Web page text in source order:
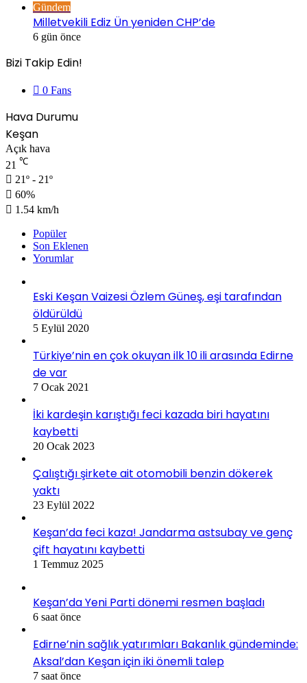
Gündem
Milletvekili Ediz Ün yeniden CHP’de
6 gün önce
Bizi Takip Edin!
0 Fans
Hava Durumu
Keşan
Açık hava
21 ℃
21º - 21º
60%
1.54 km/h
Popüler
Son Eklenen
Yorumlar
Eski Keşan Vaizesi Özlem Güneş, eşi tarafından
öldürüldü
5 Eylül 2020
Türkiye’nin en çok okuyan ilk 10 ili arasında Edirne
de var
7 Ocak 2021
İki kardeşin karıştığı feci kazada biri hayatını
kaybetti
20 Ocak 2023
Çalıştığı şirkete ait otomobili benzin dökerek
yaktı
23 Eylül 2022
Keşan’da feci kaza! Jandarma astsubay ve genç
çift hayatını kaybetti
1 Temmuz 2025
Keşan’da Yeni Parti dönemi resmen başladı
6 saat önce
Edirne’nin sağlık yatırımları Bakanlık gündeminde:
Aksal’dan Keşan için iki önemli talep
7 saat önce